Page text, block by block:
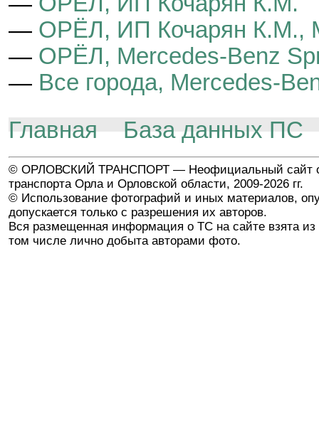
— ОРЁЛ, ИП Кочарян К.М.,
— ОРЁЛ, Mercedes-Benz
— Все города, Mercedes-
Главная
База данных ПС
© ОРЛОВСКИЙ ТРАНСПОРТ — Неофициальный сайт
транспорта Орла и Орловской области, 2009-2026 гг.
© Использование фотографий и иных материалов,
допускается только с разрешения их авторов.
Вся размещенная информация о ТС на сайте взята из
том числе лично добыта авторами фото.